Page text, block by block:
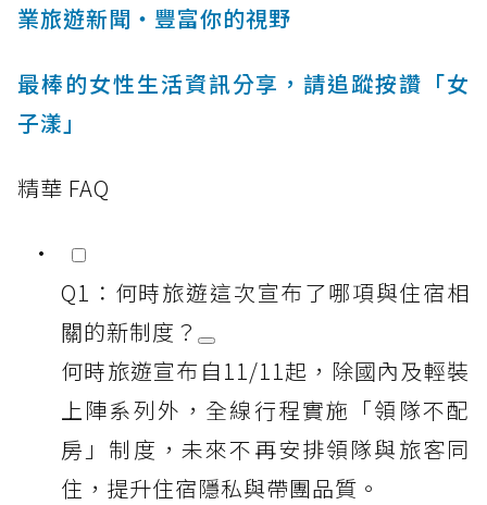
業旅遊新聞‧豐富你的視野
最棒的女性生活資訊分享，請追蹤按讚「女
子漾」
精華 FAQ
Q1：何時旅遊這次宣布了哪項與住宿相
關的新制度？
何時旅遊宣布自11/11起，除國內及輕裝
上陣系列外，全線行程實施「領隊不配
房」制度，未來不再安排領隊與旅客同
住，提升住宿隱私與帶團品質。